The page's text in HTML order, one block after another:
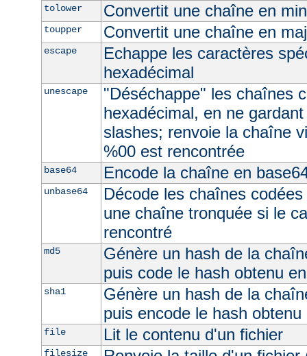
tolower Convertit une chaîne en
toupper Convertit une chaîne en
escape
Echappe les caractères
hexadécimal
unescape
"Déséchappe" les chaînes
hexadécimal, en ne
slashes; renvoie la chaîne
%00 est rencontrée
base64 Encode la chaîne en
unbase64
Décode les chaînes
une chaîne tronquée si le
rencontré
md5
Génère un hash de la
puis code le hash obtenu
sha1
Génère un hash de la
puis encode le hash
file Lit le contenu d'un fichier
filesize